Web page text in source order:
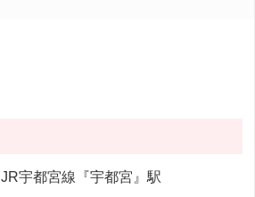
JR宇都宮線『宇都宮』駅